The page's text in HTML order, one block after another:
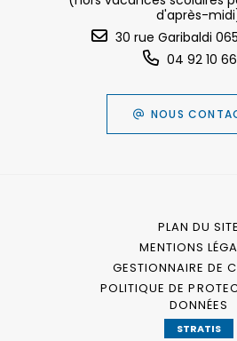
d'après-
30 rue Garibaldi
04 92 10
NOUS
PLAN DU SITE
MENTIONS
GESTIONNAIRE DE
POLITIQUE DE
DONNÉES
STRATIS